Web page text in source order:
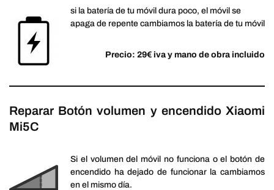
si la batería de tu móvil dura poco, el móvil se
apaga de repente cambiamos la batería de tu móvil
Precio: 29€ iva y mano de obra incluido
Reparar Botón volumen y encendido Xiaomi
Mi5C
Si el volumen del móvil no funciona o el botón de
encendido ha dejado de funcionar la cambiamos
en el mismo día.